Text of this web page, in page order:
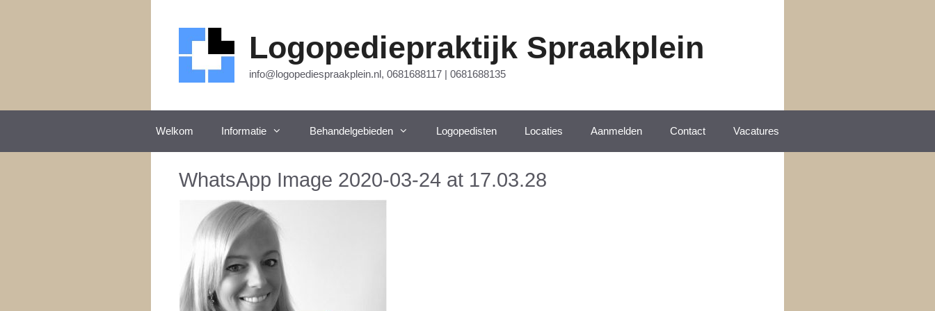
Logopediepraktijk Spraakplein
info@logopediespraakplein.nl, 0681688117 | 0681688135
Welkom Informatie Behandelgebieden Logopedisten Locaties Aanmelden Contact Vacatures
WhatsApp Image 2020-03-24 at 17.03.28